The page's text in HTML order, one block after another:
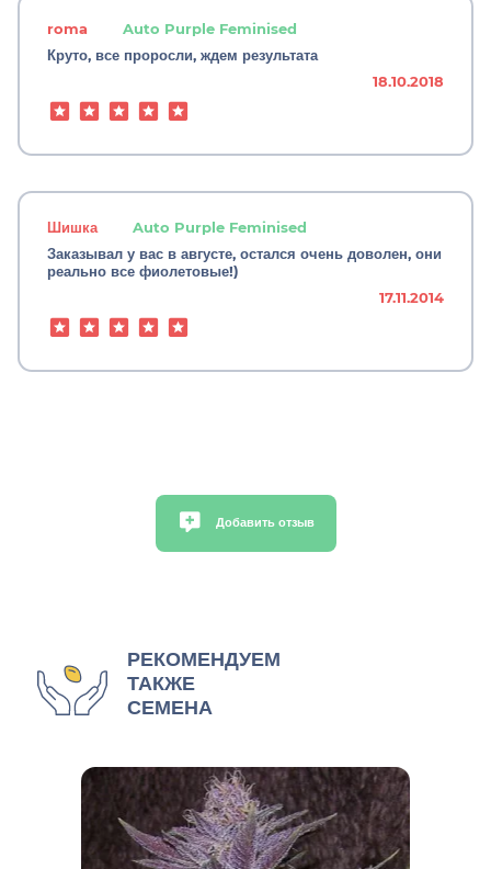
roma
Auto Purple Feminised
Круто, все проросли, ждем результата
18.10.2018
Шишка
Auto Purple Feminised
Заказывал у вас в августе, остался очень доволен, они
реально все фиолетовые!)
17.11.2014
Добавить отзыв
РЕКОМЕНДУЕМ
ТАКЖЕ
СЕМЕНА